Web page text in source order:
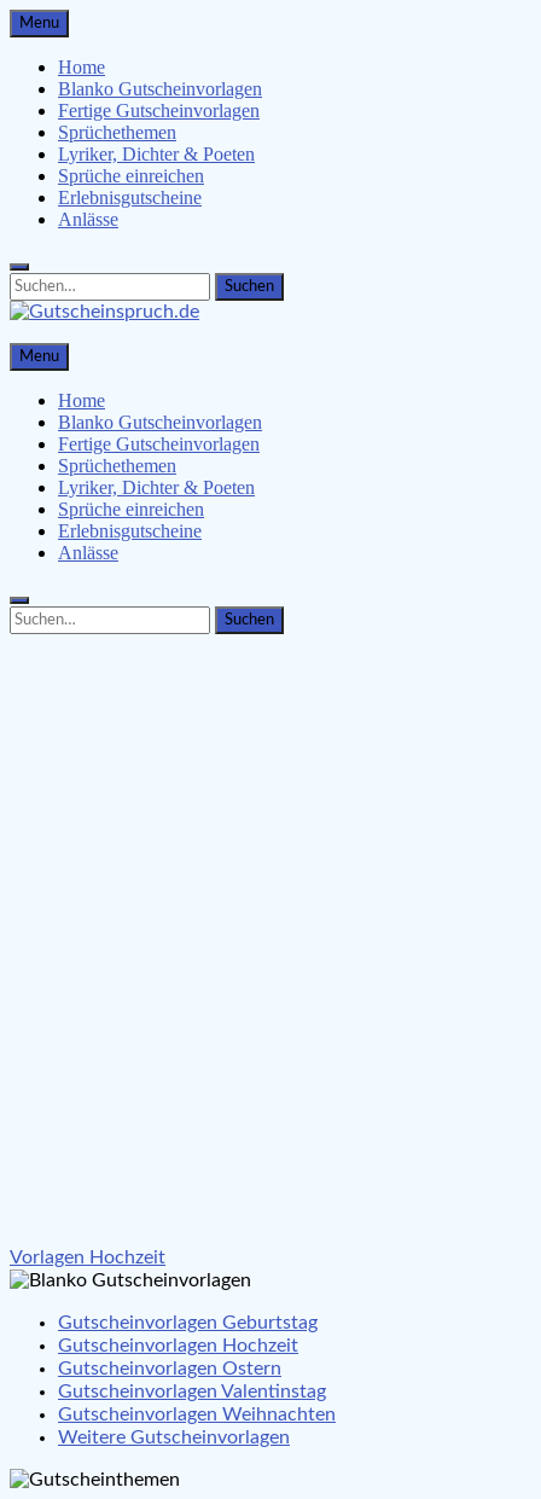
Skip
to
content
Menu
Home
Blanko Gutscheinvorlagen
Fertige Gutscheinvorlagen
Sprüchethemen
Lyriker, Dichter & Poeten
Sprüche einreichen
Erlebnisgutscheine
Anlässe
Search
for:
Search
Gutscheinspruch.de
Gutscheinsprüche & Gutscheinvorlagen finden
Menu
Home
Blanko Gutscheinvorlagen
Fertige Gutscheinvorlagen
Sprüchethemen
Lyriker, Dichter & Poeten
Sprüche einreichen
Erlebnisgutscheine
Anlässe
Search
for:
Search
Beitragsnavigation
Vorlagen Hochzeit
Gutscheinvorlagen Geburtstag
Gutscheinvorlagen Hochzeit
Gutscheinvorlagen Ostern
Gutscheinvorlagen Valentinstag
Gutscheinvorlagen Weihnachten
Weitere Gutscheinvorlagen